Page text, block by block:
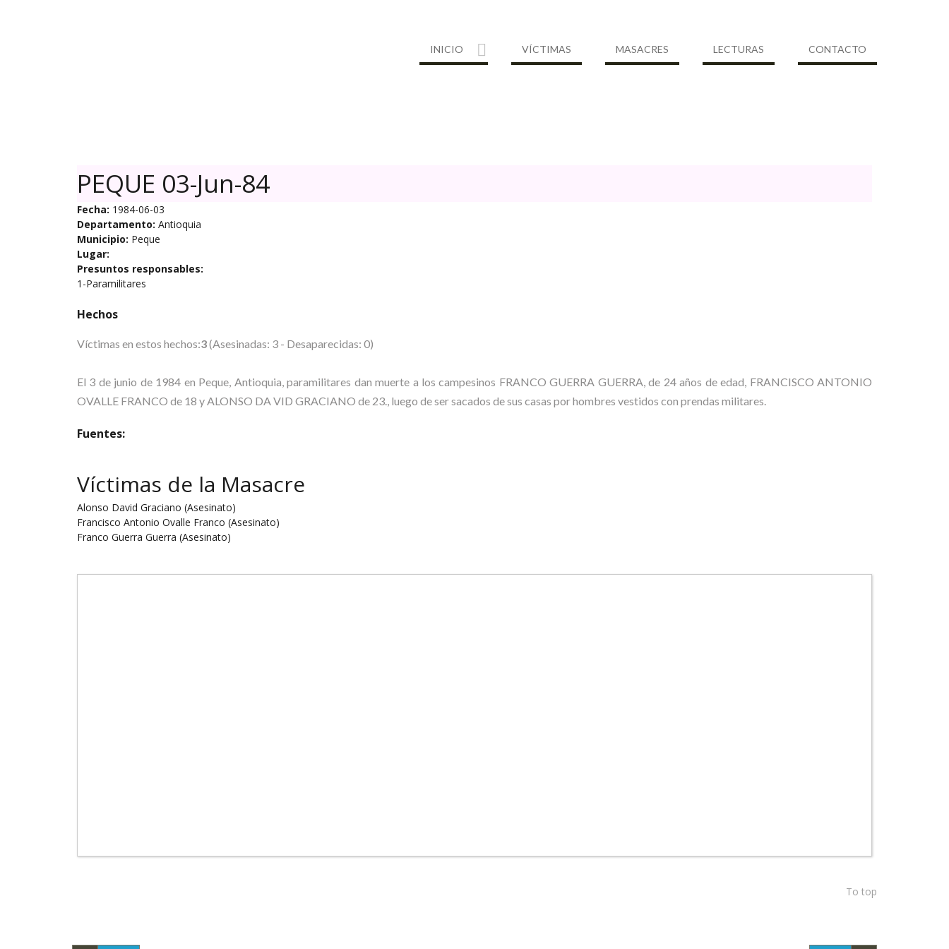
INICIO VÍCTIMAS MASACRES LECTURAS CONTACTO
PEQUE 03-Jun-84
Fecha: 1984-06-03
Departamento: Antioquia
Municipio: Peque
Lugar:
Presuntos responsables:
1-Paramilitares
Hechos
Víctimas en estos hechos:3(Asesinadas: 3 - Desaparecidas: 0)
El 3 de junio de 1984 en Peque, Antioquia, paramilitares dan muerte a los campesinos FRANCO GUERRA GUERRA, de 24 años de edad, FRANCISCO ANTONIO
OVALLE FRANCO de 18 y ALONSO DA VID GRACIANO de 23., luego de ser sacados de sus casas por hombres vestidos con prendas militares.
Fuentes:
Víctimas de la Masacre
Alonso David Graciano (Asesinato)
Francisco Antonio Ovalle Franco (Asesinato)
Franco Guerra Guerra (Asesinato)
To top